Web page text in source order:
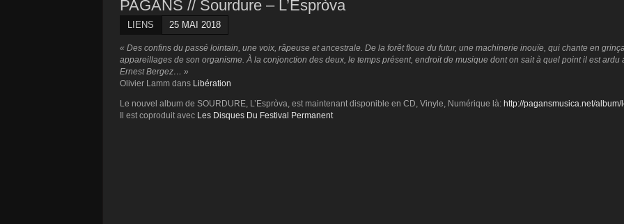
PAGANS // Sourdure – L’Espròva
LIENS 25 MAI 2018
« Des confins du passé lointain, une voix, râpeuse et ancestrale. De la forêt floue du futur, une machinerie inouïe, qui chante en
appareillages de son organisme. À la conjonction des deux, le temps présent, endroit de musique dont on sait à quel point il est
Ernest Bergez… »
Olivier Lamm dans Libération
Le nouvel album de SOURDURE, L’Espròva, est maintenant disponible en CD, Vinyle, Numérique là: http://pagansmusica.net/
Il est coproduit avec Les Disques Du Festival Permanent